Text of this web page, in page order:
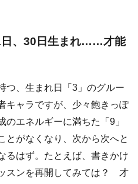
、30日生まれ……才能
、生まれ日「3」のグルー
キャラですが、少々飽きっぽ
エネルギーに満ちた「9」
とがなくなり、次から次へと
るはず。たとえば、書きかけ
スンを再開してみては？ 才